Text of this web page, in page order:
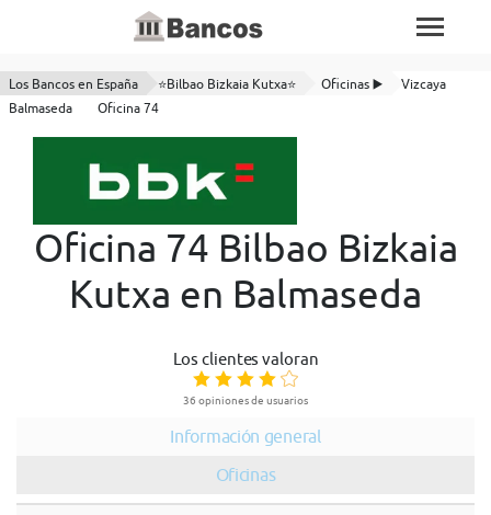
Los Bancos en España ⭐Bilbao Bizkaia Kutxa⭐ Oficinas ▶️
Vizcaya
Balmaseda
Oficina 74
Oficina 74 Bilbao Bizkaia
Kutxa en Balmaseda
Los clientes valoran
36 opiniones de usuarios
Información general
Oficinas